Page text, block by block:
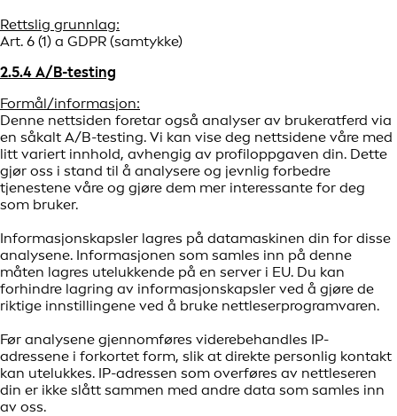
Rettslig grunnlag:
Art. 6 (1) a GDPR (samtykke)
2.5.4 A/B-testing
Formål/informasjon:
Denne nettsiden foretar også analyser av brukeratferd via
en såkalt A/B-testing. Vi kan vise deg nettsidene våre med
litt variert innhold, avhengig av profiloppgaven din. Dette
gjør oss i stand til å analysere og jevnlig forbedre
tjenestene våre og gjøre dem mer interessante for deg
som bruker.
Informasjonskapsler lagres på datamaskinen din for disse
analysene. Informasjonen som samles inn på denne
måten lagres utelukkende på en server i EU. Du kan
forhindre lagring av informasjonskapsler ved å gjøre de
riktige innstillingene ved å bruke nettleserprogramvaren.
Før analysene gjennomføres viderebehandles IP-
adressene i forkortet form, slik at direkte personlig kontakt
kan utelukkes. IP-adressen som overføres av nettleseren
din er ikke slått sammen med andre data som samles inn
av oss.